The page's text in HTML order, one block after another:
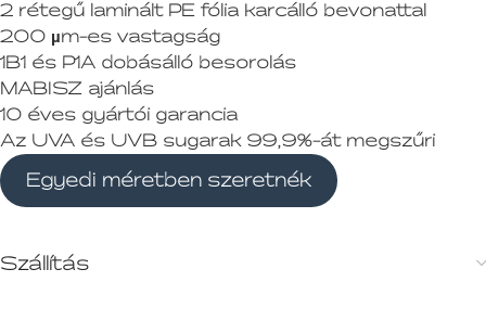
2 rétegű laminált PE fólia karcálló bevonattal
200 µm-es vastagság
1B1 és P1A dobásálló besorolás
MABISZ ajánlás
10 éves gyártói garancia
Az UVA és UVB sugarak 99,9%-át megszűri
Egyedi méretben szeretnék
Szállítás